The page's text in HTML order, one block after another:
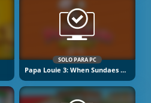
SOLO PARA PC
Papa Louie 3: When Sundaes Attack